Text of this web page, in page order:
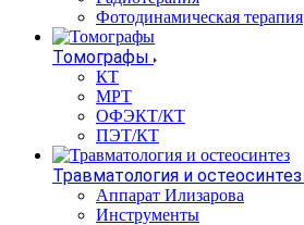
Фотодинамическая терапия
Томографы
КТ
МРТ
ОФЭКТ/КТ
ПЭТ/КТ
Травматология и остеосинтез
Аппарат Илизарова
Инструменты